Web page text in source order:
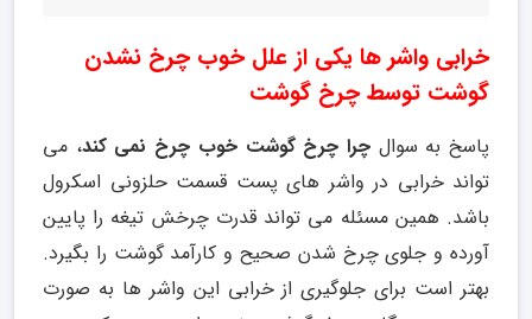
خرابی واشر ها یکی از علل خوب چرخ نشدن
گوشت توسط چرخ گوشت
پاسخ به سوالچرا چرخ گوشت خوب چرخ نمی کند، می
تواند خرابی در واشر های پست قسمت حلزونی اسکرول
باشد. همین مسئله می تواند قدرت چرخش تیغه را پایین
آورده و جلوی چرخ شدن صحیح و کارآمد گوشت را بگیرد.
بهتر است برای جلوگیری از خرابی این واشر ها به صورت